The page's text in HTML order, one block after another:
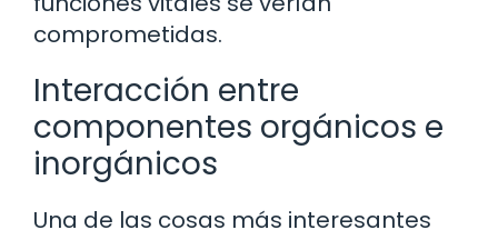
comprometidas.
Interacción entre
componentes orgánicos e
inorgánicos
Una de las cosas más interesantes